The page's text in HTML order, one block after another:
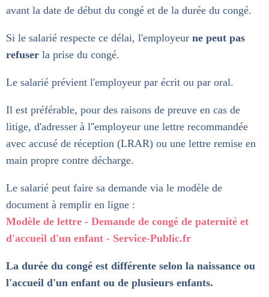
avant la date de début du congé et de la durée du congé.
Si le salarié respecte ce délai, l'employeur ne peut pas
refuser la prise du congé.
Le salarié prévient l'employeur par écrit ou par oral.
Il est préférable, pour des raisons de preuve en cas de
litige, d'adresser à l''employeur une lettre recommandée
avec accusé de réception (LRAR) ou une lettre remise en
main propre contre décharge.
Le salarié peut faire sa demande via le modèle de
document à remplir en ligne :
Modèle de lettre - Demande de congé de paternité et
d'accueil d'un enfant - Service-Public.fr
La durée du congé est différente selon la naissance ou
l'accueil d'un enfant ou de plusieurs enfants.